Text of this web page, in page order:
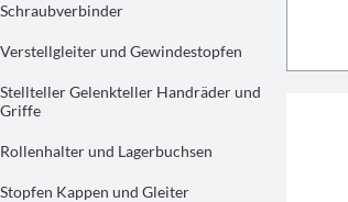
Schraubverbinder
Verstellgleiter und Gewindestopfen
Stellteller Gelenkteller Handräder und
Griffe
Rollenhalter und Lagerbuchsen
Stopfen Kappen und Gleiter